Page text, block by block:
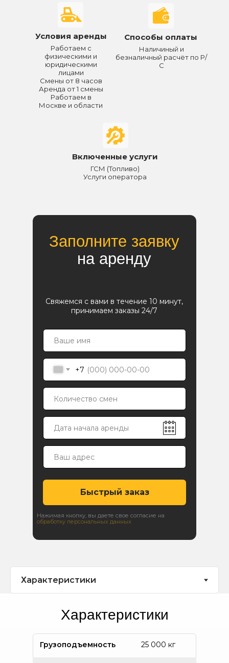
Условия аренды
Работаем с
физическими и
юридическими
лицами
Смены от 8 часов
Аренда от 1 смены
Работаем в
Москве и области
Наличиный и
безналичный расчёт по Р/
С
Способы оплаты
Включенные услуги
ГСМ (Топливо)
Услуги оператора
Заполните заявку
на аренду
Свяжемся с вами в течение 10 минут,
принимаем заказы 24/7
Быстрый заказ
+7
Нажимая кнопку, вы даете свое согласие на
обработку персональных данных
Характеристики
Грузоподъемность 25 000 кг